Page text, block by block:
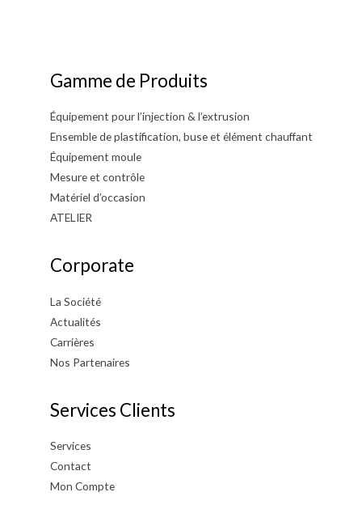
Gamme de Produits
Équipement pour l’injection & l’extrusion
Ensemble de plastification, buse et élément chauffant
Équipement moule
Mesure et contrôle
Matériel d’occasion
ATELIER
Corporate
La Société
Actualités
Carrières
Nos Partenaires
Services Clients
Services
Contact
Mon Compte